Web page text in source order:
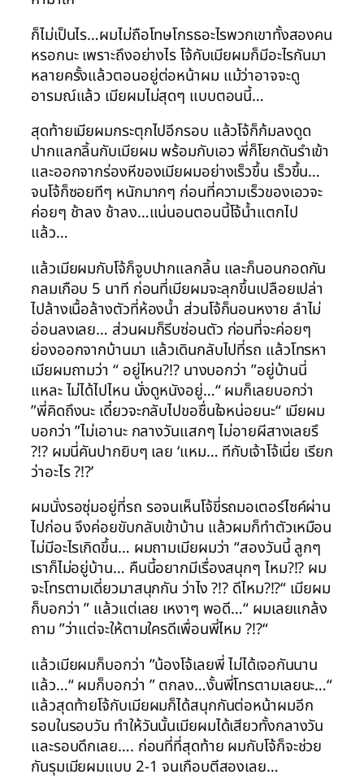
ก็ไม่เป็นไร…ผมไม่ถือโทษโกรธอะไรพวกเขาทั้งสองคน
หรอกนะ เพราะถึงอย่างไร โจ้กับเมียผมก็มีอะไรกันมา
หลายครั้งแล้วตอนอยู่ต่อหน้าผม แม้ว่าอาจจะดู
อารมณ์แล้ว เมียผมไม่สุดๆ แบบตอนนี้…
สุดท้ายเมียผมกระตุกไปอีกรอบ แล้วโจ้ก็ก้มลงดูด
ปากแลกลิ้นกับเมียผม พร้อมกับเอว พี่ก็โยกดันรำเข้า
และออกจากร่องหีของเมียผมอย่างเร็วขึ้น เร็วขึ้น…
จนโจ้ก็ซอยทีๆ หนักมากๆ ก่อนที่ความเร็วของเอวจะ
ค่อยๆ ช้าลง ช้าลง…แน่นอนตอนนี้โจ้น้ำแตกไป
แล้ว…
แล้วเมียผมกับโจ้ก็จูบปากแลกลิ้น และก็นอนกอดกัน
กลมเกือบ 5 นาที ก่อนที่เมียผมจะลุกขึ้นเปลือยเปล่า
ไปล้างเนื้อล้างตัวที่ห้องน้ำ ส่วนโจ้ก็นอนหงาย ลำไม่
อ่อนลงเลย… ส่วนผมก็รีบซ่อนตัว ก่อนที่จะค่อยๆ
ย่องออกจากบ้านมา แล้วเดินกลับไปที่รถ แล้วโทรหา
เมียผมถามว่า “ อยู่ไหน?!? นางบอกว่า ”อยู่บ้านนี่
แหละ ไม่ได้ไปไหน นั่งดูหนังอยู่…“ ผมก็เลยบอกว่า
”พี่คิดถึงนะ เดี๋ยวจะกลับไปขอชื่นใจหน่อยนะ“ เมียผม
บอกว่า ”ไม่เอานะ กลางวันแสกๆ ไม่อายผีสางเลยรึ
?!? ผมนี่คันปากยิบๆ เลย ‘แหม… ทีกับเจ้าโจ้เนี่ย เรียก
ว่าอะไร ?!?’
ผมนั่งรอซุ่มอยู่ที่รถ รอจนเห็นโจ้ขี่รถมอเตอร์ไซค์ผ่าน
ไปก่อน จึงค่อยขับกลับเข้าบ้าน แล้วผมก็ทำตัวเหมือน
ไม่มีอะไรเกิดขึ้น… ผมถามเมียผมว่า “สองวันนี้ ลูกๆ
เราก็ไม่อยู่บ้าน… คืนนี้อยากมีเรื่องสนุกๆ ไหม?!? ผม
จะโทรตามเดี่ยวมาสนุกกัน ว่าไง ?!? ดีไหม?!?“ เมียผม
ก็บอกว่า ” แล้วแต่เลย เหงาๆ พอดี…“ ผมเลยแกล้ง
ถาม ”ว่าแต่จะให้ตามใครดีเพื่อนพี่ไหม ?!?“
แล้วเมียผมก็บอกว่า ”น้องโจ้เลยพี่ ไม่ได้เจอกันนาน
แล้ว…“ ผมก็บอกว่า ” ตกลง…งั้นพี่โทรตามเลยนะ…“
แล้วสุดท้ายโจ้กับเมียผมก็ได้สนุกกันต่อหน้าผมอีก
รอบในรอบวัน ทำให้วันนั้นเมียผมได้เสียวทั้งกลางวัน
และรอบดึกเลย…. ก่อนที่ที่สุดท้าย ผมกับโจ้ก็จะช่วย
กันรุมเมียผมแบบ 2-1 จนเกือบตีสองเลย…